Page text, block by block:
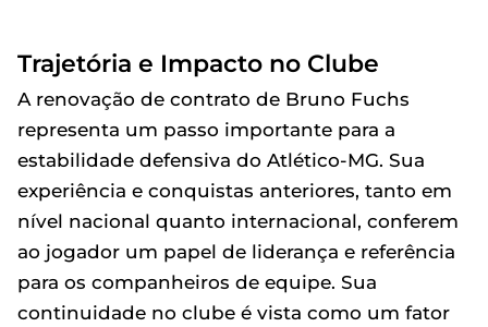
Trajetória e Impacto no Clube
A renovação de contrato de Bruno Fuchs
representa um passo importante para a
estabilidade defensiva do Atlético-MG. Sua
experiência e conquistas anteriores, tanto em
nível nacional quanto internacional, conferem
ao jogador um papel de liderança e referência
para os companheiros de equipe. Sua
continuidade no clube é vista como um fator